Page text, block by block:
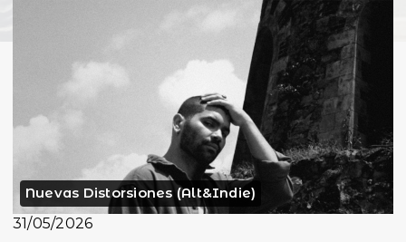
Nuevas Distorsiones (Alt&Indie)
31/05/2026